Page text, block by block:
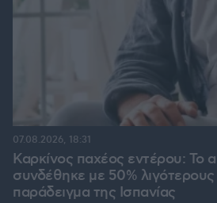
Καρκίνος παχέος εντέρου: Το
συνδέθηκε με 50%
παράδειγμα της Ισπανίας
07.08.2026, 18:31